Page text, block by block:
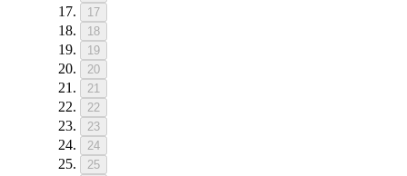
17
18
19
20
21
22
23
24
25